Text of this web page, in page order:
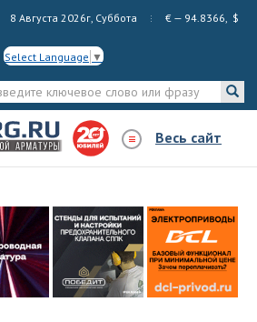
8 Августа 2026г, Суббота € — 94.8366, $
Select Language ▼
Весь сайт